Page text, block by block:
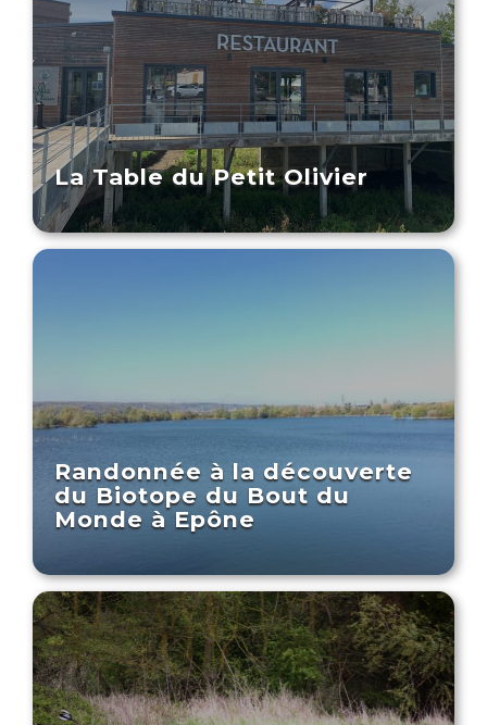
La Table du Petit Olivier
Randonnée à la découverte
du Biotope du Bout du
Monde à Epône